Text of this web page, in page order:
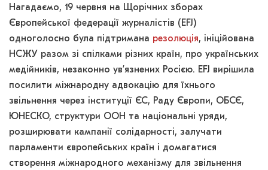
Нагадаємо, 19 червня на Щорічних зборах
Європейської федерації журналістів (EFJ)
одноголосно була підтримана резолюція, ініційована
НСЖУ разом зі спілками різних країн, про українських
медійників, незаконно ув’язнених Росією. EFJ вирішила
посилити міжнародну адвокацію для їхнього
звільнення через інституції ЄС, Раду Європи, ОБСЄ,
ЮНЕСКО, структури ООН та національні уряди,
розширювати кампанії солідарності, залучати
парламенти європейських країн і домагатися
створення міжнародного механізму для звільнення